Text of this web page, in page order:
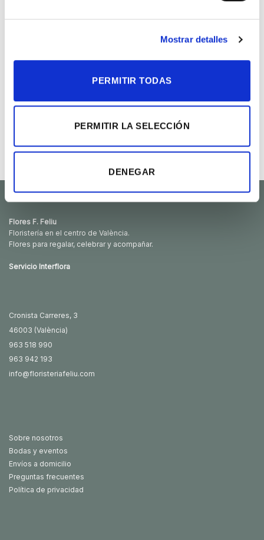
Mostrar detalles
PERMITIR TODAS
PERMITIR LA SELECCIÓN
DENEGAR
Cesta con rosas de pitiminí
70.00€
Ramo gerberas
25.00€ - 45.00€ Rango
de
45.00€
Flores F. Feliu
Floristería en el centro de València.
Flores para regalar, celebrar y acompañar.
Servicio Interflora
Cronista Carreres, 3
46003 (València)
963 518 990
963 942 193
info@floristeriafeliu.com
Sobre nosotros
Bodas y eventos
Envíos a domicilio
Preguntas frecuentes
Política de privacidad